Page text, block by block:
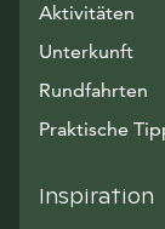
Aktivitäten
Unterkunft
Rundfahrten
Praktische
Inspiration